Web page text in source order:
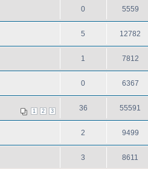
0 5559
5 12782
1 7812
0 6367
1 2 3 36 55591
2 9499
3 8611